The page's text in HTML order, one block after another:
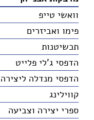
וואשי טייפ
פימו ואביזרים
תכשיטנות
הדפסי ג'לי פלייט
הדפסי מנדלה ליצירה
קווילינג
ספרי יצירה וצביעה